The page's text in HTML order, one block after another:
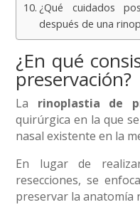
¿Qué cuidados
después de una
¿En qué
preservación?
La rinoplastia de
quirúrgica en la que
nasal existente en la
En lugar de
resecciones, se
preservar la anatomía